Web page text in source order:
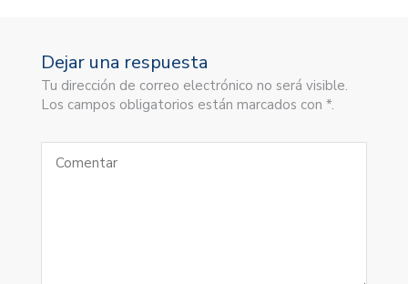
Dejar una respuesta
Tu dirección de correo electrónico no será visible.
Los campos obligatorios están marcados con *.